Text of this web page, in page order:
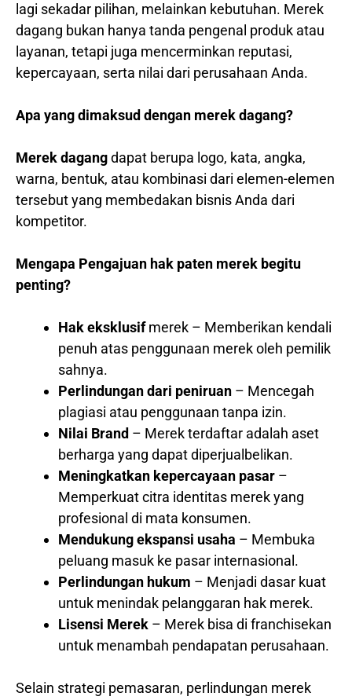
lagi sekadar pilihan, melainkan kebutuhan. Merek
dagang bukan hanya tanda pengenal produk atau
layanan, tetapi juga mencerminkan reputasi,
kepercayaan, serta nilai dari perusahaan Anda.
Apa yang dimaksud dengan merek dagang?
Merek dagangdapat berupa logo, kata, angka,
warna, bentuk, atau kombinasi dari elemen-elemen
tersebut yang membedakan bisnis Anda dari
kompetitor.
Mengapa Pengajuan hak paten merek begitu
penting?
Hak eksklusifmerek – Memberikan kendali
penuh atas penggunaan merek oleh pemilik
sahnya.
Perlindungan dari peniruan – Mencegah
plagiasi atau penggunaan tanpa izin.
Nilai Brand – Merek terdaftar adalah aset
berharga yang dapat diperjualbelikan.
Meningkatkan kepercayaan pasar –
Memperkuat citra identitas merek yang
profesional di mata konsumen.
Mendukung ekspansi usaha – Membuka
peluang masuk ke pasar internasional.
Perlindungan hukum – Menjadi dasar kuat
untuk menindak pelanggaran hak merek.
Lisensi Merek – Merek bisa di franchisekan
untuk menambah pendapatan perusahaan.
Selain strategi pemasaran, perlindungan merek